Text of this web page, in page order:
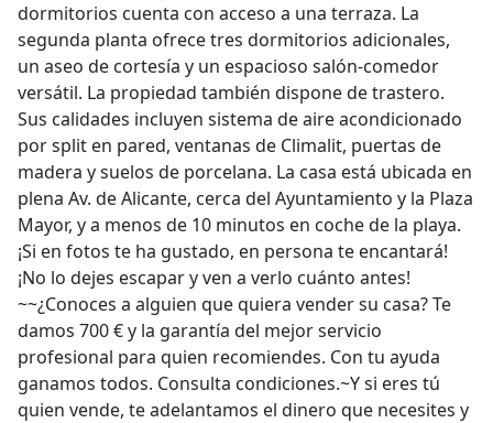
dormitorios cuenta con acceso a una terraza. La
segunda planta ofrece tres dormitorios adicionales,
un aseo de cortesía y un espacioso salón-comedor
versátil. La propiedad también dispone de trastero.
Sus calidades incluyen sistema de aire acondicionado
por split en pared, ventanas de Climalit, puertas de
madera y suelos de porcelana. La casa está ubicada en
plena Av. de Alicante, cerca del Ayuntamiento y la Plaza
Mayor, y a menos de 10 minutos en coche de la playa.
¡Si en fotos te ha gustado, en persona te encantará!
¡No lo dejes escapar y ven a verlo cuánto antes!
~~¿Conoces a alguien que quiera vender su casa? Te
damos 700 € y la garantía del mejor servicio
profesional para quien recomiendes. Con tu ayuda
ganamos todos. Consulta condiciones.~Y si eres tú
quien vende, te adelantamos el dinero que necesites y